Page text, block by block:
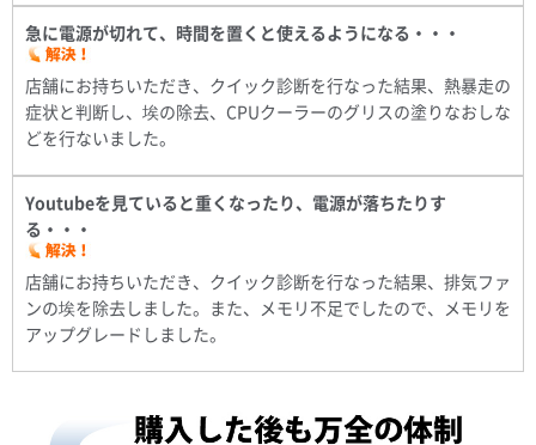
急に電源が切れて、時間を置くと使えるようになる・・・
店舗にお持ちいただき、クイック診断を行なった結果、熱暴走の
症状と判断し、埃の除去、CPUクーラーのグリスの塗りなおしな
どを行ないました。
Youtubeを見ていると重くなったり、電源が落ちたりす
る・・・
店舗にお持ちいただき、クイック診断を行なった結果、排気ファ
ンの埃を除去しました。また、メモリ不足でしたので、メモリを
アップグレードしました。